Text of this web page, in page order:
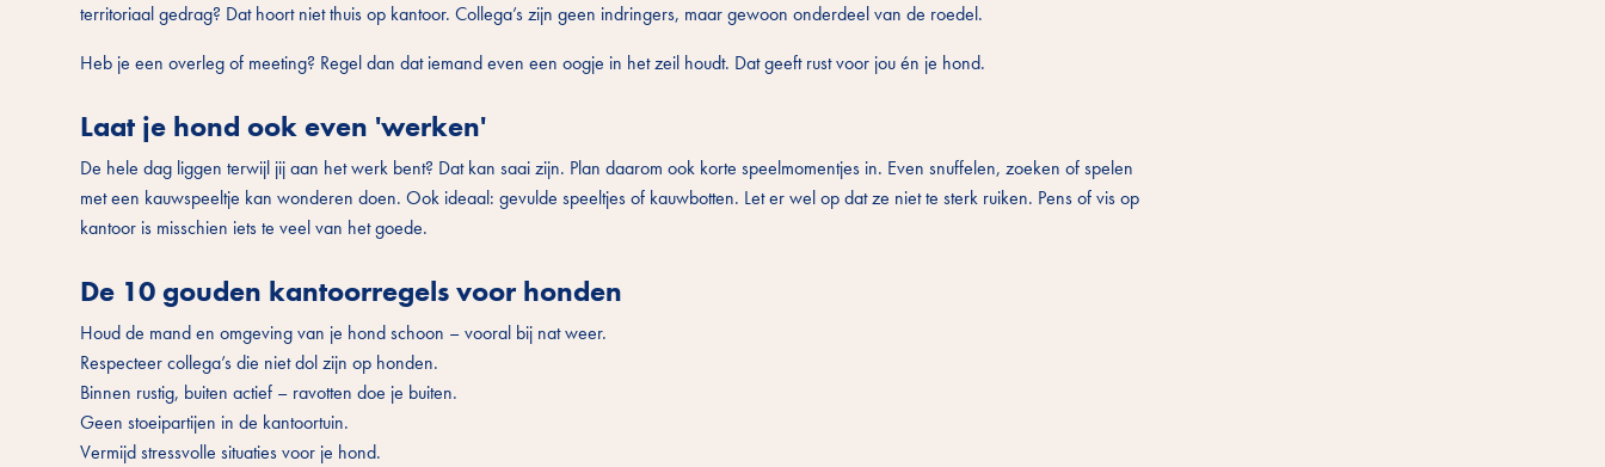
territoriaal gedrag? Dat hoort niet thuis op kantoor. Collega’s zijn geen indringers, maar gewoon onderdeel van de roedel.
Heb je een overleg of meeting? Regel dan dat iemand even een oogje in het zeil houdt. Dat geeft rust voor jou én je hond.
Laat je hond ook even 'werken'
De hele dag liggen terwijl jij aan het werk bent? Dat kan saai zijn. Plan daarom ook korte speelmomentjes in. Even snuffelen, zoeken of spelen
met een kauwspeeltje kan wonderen doen. Ook ideaal: gevulde speeltjes of kauwbotten. Let er wel op dat ze niet te sterk ruiken. Pens of vis op
kantoor is misschien iets te veel van het goede.
De 10 gouden kantoorregels voor honden
Houd de mand en omgeving van je hond schoon – vooral bij nat weer.
Respecteer collega’s die niet dol zijn op honden.
Binnen rustig, buiten actief – ravotten doe je buiten.
Geen stoeipartijen in de kantoortuin.
Vermijd stressvolle situaties voor je hond.